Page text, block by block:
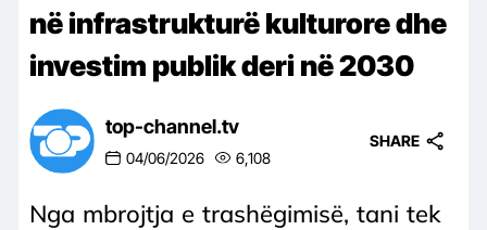
në infrastrukturë kulturore dhe
investim publik deri në 2030
top-channel.tv
04/06/2026 6,108
SHARE
Nga mbrojtja e trashëgimisë, tani tek